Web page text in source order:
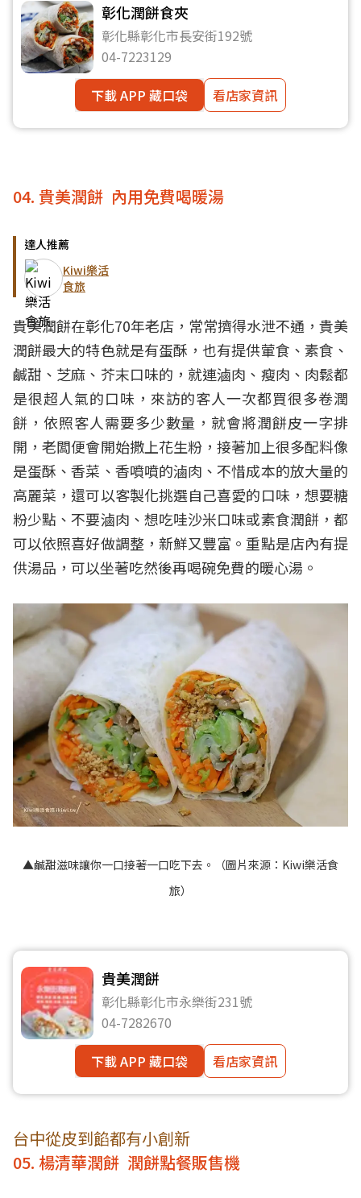
彰化潤餅食夾
彰化縣彰化市長安街192號
04-7223129
下載 APP 藏口袋
看店家資訊
04. 貴美潤餅 內用免費喝暖湯
達人推薦
Kiwi樂活
食旅
貴美潤餅在彰化70年老店，常常擠得水泄不通，貴美
潤餅最大的特色就是有蛋酥，也有提供葷食、素食、
鹹甜、芝麻、芥末口味的，就連滷肉、瘦肉、肉鬆都
是很超人氣的口味，來訪的客人一次都買很多卷潤
餅，依照客人需要多少數量，就會將潤餅皮一字排
開，老闆便會開始撒上花生粉，接著加上很多配料像
是蛋酥、香菜、香噴噴的滷肉、不惜成本的放大量的
高麗菜，還可以客製化挑選自己喜愛的口味，想要糖
粉少點、不要滷肉、想吃哇沙米口味或素食潤餅，都
可以依照喜好做調整，新鮮又豐富。重點是店內有提
供湯品，可以坐著吃然後再喝碗免費的暖心湯。
▲鹹甜滋味讓你一口接著一口吃下去。（圖片來源： Kiwi樂活食
旅）
貴美潤餅
彰化縣彰化市永樂街231號
04-7282670
下載 APP 藏口袋
看店家資訊
台中從皮到餡都有小創新
05. 楊清華潤餅 潤餅點餐販售機